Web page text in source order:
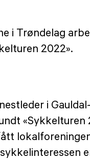
i Trøndelag
2022».
i